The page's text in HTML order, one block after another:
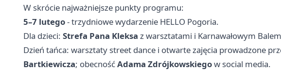
W skrócie najważniejsze punkty programu:
5–7 lutego- trzydniowe wydarzenie HELLO Pogoria.
Dla dzieci: Strefa Pana Kleksa z warsztatami i Karnawałowym
Dzień tańca: warsztaty street dance i otwarte zajęcia prowadzone
Bartkiewicza; obecnośćAdama Zdrójkowskiegow social media.